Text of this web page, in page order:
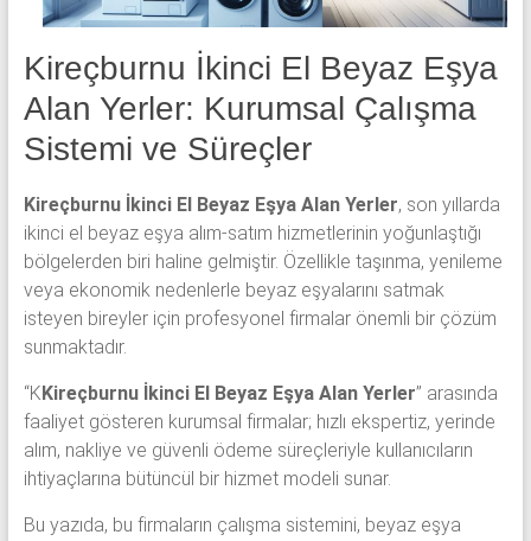
Kireçburnu İkinci El Beyaz Eşya
Alan Yerler: Kurumsal Çalışma
Sistemi ve Süreçler
Kireçburnu İkinci El Beyaz Eşya Alan Yerler, son yıllarda
ikinci el beyaz eşya alım-satım hizmetlerinin yoğunlaştığı
bölgelerden biri haline gelmiştir. Özellikle taşınma, yenileme
veya ekonomik nedenlerle beyaz eşyalarını satmak
isteyen bireyler için profesyonel firmalar önemli bir çözüm
sunmaktadır.
“KKireçburnu İkinci El Beyaz Eşya Alan Yerler” arasında
faaliyet gösteren kurumsal firmalar; hızlı ekspertiz, yerinde
alım, nakliye ve güvenli ödeme süreçleriyle kullanıcıların
ihtiyaçlarına bütüncül bir hizmet modeli sunar.
Bu yazıda, bu firmaların çalışma sistemini, beyaz eşya